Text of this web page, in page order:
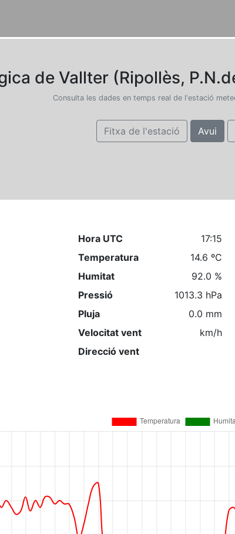
de Vallter (Ripollès,
Consulta les dades en temps real de l'estació
Fitxa de l'estació Avui
Hora UTC
17:15
Temperatura
14.6 ºC
Humitat
92.0 %
Pressió
1013.3 hPa
Pluja
0.0 mm
Velocitat vent
km/h
Direcció vent